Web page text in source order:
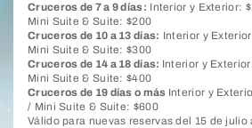
Cruceros de 7 a 9 días: Interior y Exterior:
Mini Suite & Suite: $200
Cruceros de 10 a 13 días: Interior y
Mini Suite & Suite: $300
Cruceros de 14 a 18 días: Interior y
Mini Suite & Suite: $400
Cruceros de 19 días o más Interior y
/ Mini Suite & Suite: $600
Válido para nuevas reservas del 15 de julio